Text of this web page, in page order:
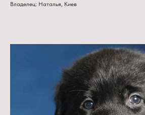
Владелец: Наталья, Киев